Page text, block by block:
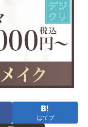
はてブ